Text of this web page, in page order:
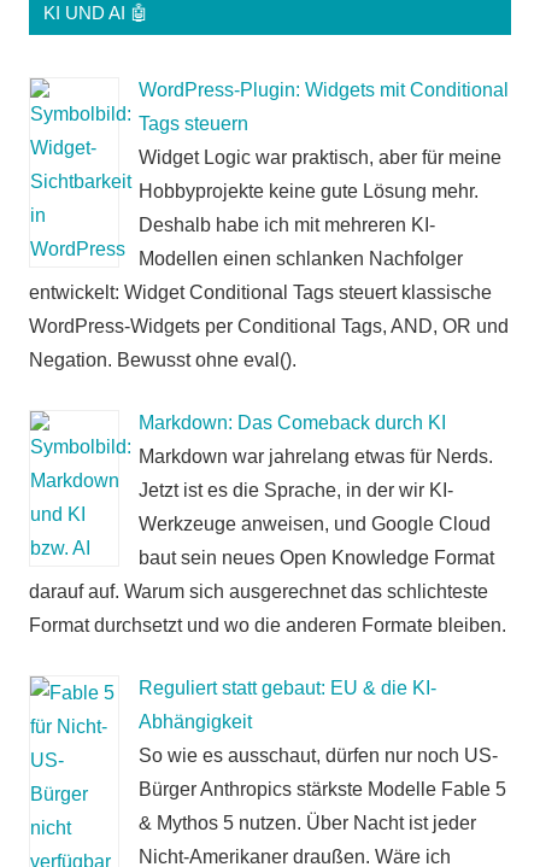
KI UND AI 🤖
WordPress-Plugin: Widgets mit Conditional
Tags steuern
Widget Logic war praktisch, aber für meine
Hobbyprojekte keine gute Lösung mehr.
Deshalb habe ich mit mehreren KI-
Modellen einen schlanken Nachfolger
entwickelt: Widget Conditional Tags steuert klassische
WordPress-Widgets per Conditional Tags, AND, OR und
Negation. Bewusst ohne eval().
Markdown: Das Comeback durch KI
Markdown war jahrelang etwas für Nerds.
Jetzt ist es die Sprache, in der wir KI-
Werkzeuge anweisen, und Google Cloud
baut sein neues Open Knowledge Format
darauf auf. Warum sich ausgerechnet das schlichteste
Format durchsetzt und wo die anderen Formate bleiben.
Reguliert statt gebaut: EU & die KI-
Abhängigkeit
So wie es ausschaut, dürfen nur noch US-
Bürger Anthropics stärkste Modelle Fable 5
& Mythos 5 nutzen. Über Nacht ist jeder
Nicht-Amerikaner draußen. Wäre ich